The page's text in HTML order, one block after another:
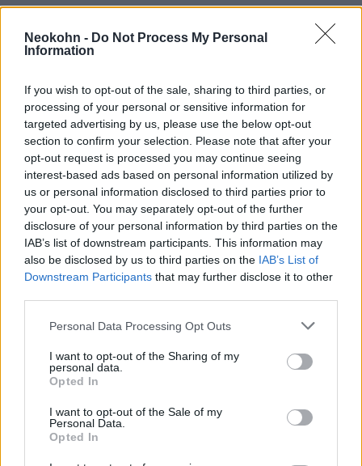
Neokohn - Do Not Process My Personal
Information
If you wish to opt-out of the sale, sharing to third parties, or
processing of your personal or sensitive information for
targeted advertising by us, please use the below opt-out
section to confirm your selection. Please note that after your
opt-out request is processed you may continue seeing
interest-based ads based on personal information utilized by
us or personal information disclosed to third parties prior to
your opt-out. You may separately opt-out of the further
disclosure of your personal information by third parties on the
IAB’s list of downstream participants. This information may
also be disclosed by us to third parties on the IAB’s List of
Downstream Participants that may further disclose it to other
Please note that this website/app uses one or more Google
not limited to your visit or usage behaviour. You may click to
grant or deny consent to Google and its third-party tags to
use your data for below specified purposes in below Google
consent section.
Personal Data Processing Opt Outs
I want to opt-out of the Sharing of my
personal data.
Opted In
I want to opt-out of the Sale of my
Personal Data.
Opted In
Glick szerint azonban a Nancy Pelosi-vezette
demokraták valójában elfogadják Omar
kirohanását, sőt, szerintük a zsidók gyűlölete
tökéletesen elfogadott ma a demokrata
pártban. (Glick szerint ennek bizonyítéka az
is, hogy Omart semmilyen megbizatása alól
nem mentették fel).
A szerző szerint Valerie Jarrett lehet a
kulcsfontosságú tényező amögött, hogy ma
ennyire radikálisnak kell tekinteni a
demokrata pártot. Jarrett Obama
főtanácsadójaként lett ismert a volt elnök
politikai pályájának kezdetén, és a mai napig
szoros a szövetség közöttük.
Jarrett az elsők között támogatta Omart, és
a vele egy kategóriában emlegetett másik
két radikális nézeteiről elhíresült, új
demokrata politikust, Alexandria Ocasio-
Cortezt és a palesztin származású, nyíltan